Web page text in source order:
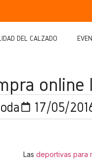
DEL CALZADO
17/05/
Las deportivas para